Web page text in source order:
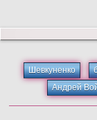
Шевкуненко
Андрей